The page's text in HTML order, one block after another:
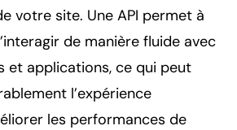
votre site. Une API permet à
de manière fluide avec
et applications, ce qui peut
l’expérience
les performances de